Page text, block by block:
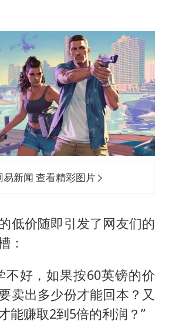
易新闻 查看精彩图片
低价随即引发了网友们的
：
不好，如果按60英镑的价
卖出多少份才能回本？又
能赚取2到5倍的利润？”